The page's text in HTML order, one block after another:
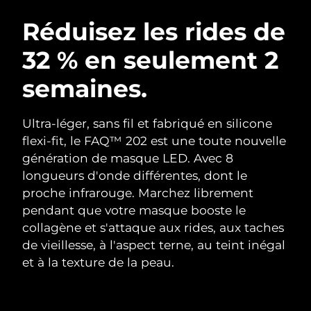
Réduisez les rides de
32 % en seulement 2
semaines.
Ultra-léger, sans fil et fabriqué en silicone
flexi-fit, le FAQ™ 202 est une toute nouvelle
génération de masque LED. Avec 8
longueurs d'onde différentes, dont le
proche infrarouge. Marchez librement
pendant que votre masque booste le
collagène et s'attaque aux rides, aux taches
de vieillesse, à l'aspect terne, au teint inégal
et à la texture de la peau.
Nettoyage du visage
Anti-aging massage
LUNA™ 4 Plus
Massage, LED heating
LUNA™ 4 Men
For men, anti-aging massage
Microcurrent toning
BEAR™ 2 go
Microcurrent toning on-the-go
BEAR™ 2 eyes & lips
Microcurrent line smoothing device
Hydratation
UFO™ 3 coffret
Deep facial hydration
UFO™ 3 LED
Near-infrared and red light therapy
Soin bucco-dentaire
issa™ 4
Hybrid silicone sonic toothbrush
issa™ 4 plus
FAQ™ TRAITEMENT ANTI-ÂGE
NEW
Autriche Livraison estimée 08/08/2026
Bahreïn Livraison estimée09/08/2026
Belgique
Bermudes Livraison estimée14/08/2026
Bosnie-Herzégovine Livraison estimée
Brunei Livraison estimée
Bulgarie Livraison estimée 08/08/2026
Canada Livraison estimée12/08/2026